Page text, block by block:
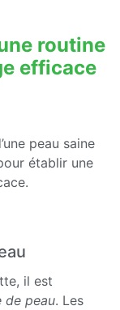
routine
efficace
peau saine
établir une
il est
de peau. Les